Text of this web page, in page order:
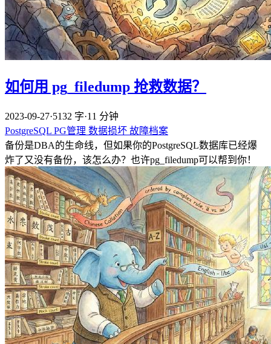
如何用 pg_filedump 抢救数据？
2023-09-27·5132 字·11 分钟
PostgreSQL PG管理 数据损坏 故障档案
备份是DBA的生命线，但如果你的PostgreSQL数据库已经爆
炸了又没有备份，该怎么办？也许pg_filedump可以帮到你！